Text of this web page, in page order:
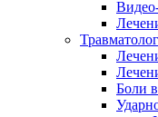
Боли